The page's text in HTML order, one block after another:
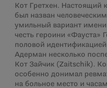
Кот Гретхен. Настоящий
был назван
умильный вариант
честь героини «Фауста»
половой
Адерман несколько
Кот Зайчик (Zaitschik).
особенно донимал
на больное место и